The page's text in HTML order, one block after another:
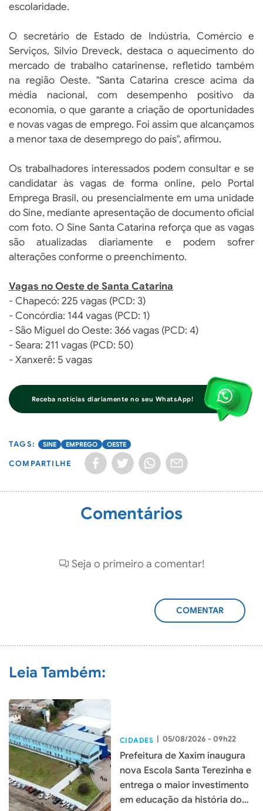
escolaridade.
O secretário de Estado de Indústria, Comércio e
Serviços, Silvio Dreveck, destaca o aquecimento do
mercado de trabalho catarinense, refletido também
na região Oeste. "Santa Catarina cresce acima da
média nacional, com desempenho positivo da
economia, o que garante a criação de oportunidades
e novas vagas de emprego. Foi assim que alcançamos
a menor taxa de desemprego do país", afirmou.
Os trabalhadores interessados podem consultar e se
candidatar às vagas de forma online, pelo Portal
Emprega Brasil, ou presencialmente em uma unidade
do Sine, mediante apresentação de documento oficial
com foto. O Sine Santa Catarina reforça que as vagas
são atualizadas diariamente e podem sofrer
alterações conforme o preenchimento.
Vagas no Oeste de Santa Catarina
- Chapecó: 225 vagas (PCD: 3)
- Concórdia: 144 vagas (PCD: 1)
- São Miguel do Oeste: 366 vagas (PCD: 4)
- Seara: 211 vagas (PCD: 50)
- Xanxerê: 5 vagas
Receba notícias diariamente no seu WhatsApp!
SINE EMPREGO OESTE
COMPARTILHE
Comentários
Seja o primeiro a comentar!
ADICIONAR
Leia Também:
CIDADES | 05/08/2026 - 09h22
Prefeitura de Xaxim inaugura
nova Escola Santa Terezinha e
entrega o maior investimento
em educação da história do